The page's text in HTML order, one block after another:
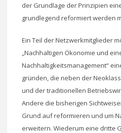
der Grundlage der Prinzipien
grundlegend reformiert werden
Ein Teil der Netzwerkmitglieder
„Nachhaltigen Ökonomie und
Nachhaltigkeitsmanagement“
gründen, die neben der
und der traditionellen
Andere die bisherigen
Grund auf reformieren und um
erweitern. Wiederum eine dritte